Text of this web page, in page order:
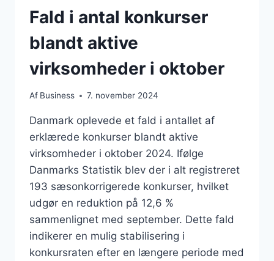
Fald i antal konkurser
blandt aktive
virksomheder i oktober
Af Business 7. november 2024
Danmark oplevede et fald i antallet af
erklærede konkurser blandt aktive
virksomheder i oktober 2024. Ifølge
Danmarks Statistik blev der i alt registreret
193 sæsonkorrigerede konkurser, hvilket
udgør en reduktion på 12,6 %
sammenlignet med september. Dette fald
indikerer en mulig stabilisering i
konkursraten efter en længere periode med